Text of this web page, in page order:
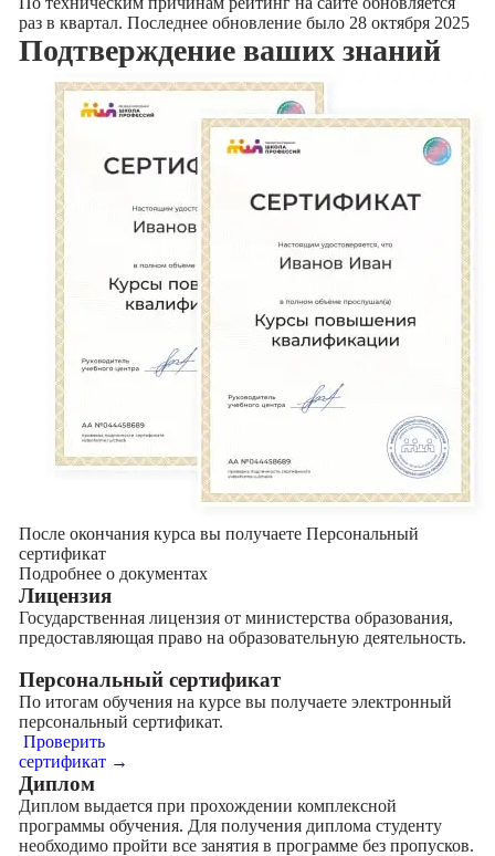
раз в квартал. Последнее обновление было 28 октября 2025
Подтверждение ваших знаний
После окончания курса вы получаете Персональный
сертификат
Подробнее о документах
Лицензия
Государственная лицензия от министерства образования,
предоставляющая право на образовательную деятельность.
Персональный сертификат
По итогам обучения на курсе вы получаете электронный
персональный сертификат.
Проверить
сертификат →
Диплом
Диплом выдается при прохождении комплексной
программы обучения. Для получения диплома студенту
необходимо пройти все занятия в программе без пропусков.